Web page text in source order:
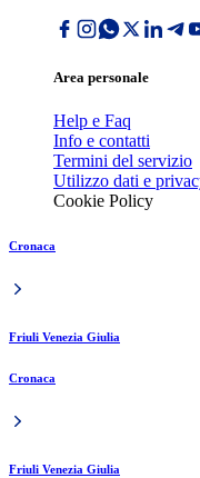
Area personale
Help e Faq
Info e contatti
Termini del servizio
Utilizzo dati e
Cookie Policy
Cronaca
Friuli Venezia Giulia
Cronaca
Friuli Venezia Giulia